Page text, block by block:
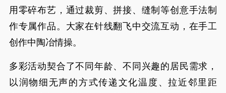
用零碎布艺，通过裁剪、拼接、缝制等创意手法制
作专属作品。大家在针线翻飞中交流互动，在手工
创作中陶冶情操。
多彩活动契合了不同年龄、不同兴趣的居民需求，
以润物细无声的方式传递文化温度、拉近邻里距